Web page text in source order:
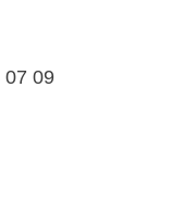
07 09